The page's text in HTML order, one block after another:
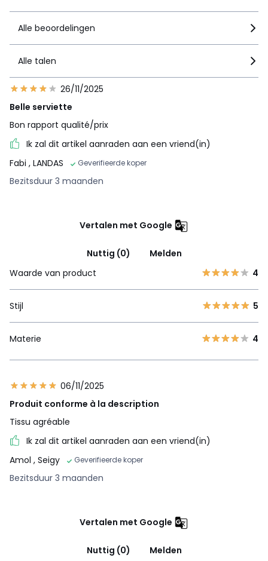
Alle beoordelingen
Alle talen
26/11/2025
Belle serviette
Bon rapport qualité/prix
Ik zal dit artikel aanraden aan een vriend(in)
Fabi , LANDAS Geverifieerde koper
Bezitsduur 3 maanden
Vertalen met Google
Nuttig (0)
Melden
Waarde van product
4
Stijl 5
Materie 4
06/11/2025
Produit conforme à la description
Tissu agréable
Ik zal dit artikel aanraden aan een vriend(in)
Amol , Seigy Geverifieerde koper
Bezitsduur 3 maanden
Vertalen met Google
Nuttig (0)
Melden